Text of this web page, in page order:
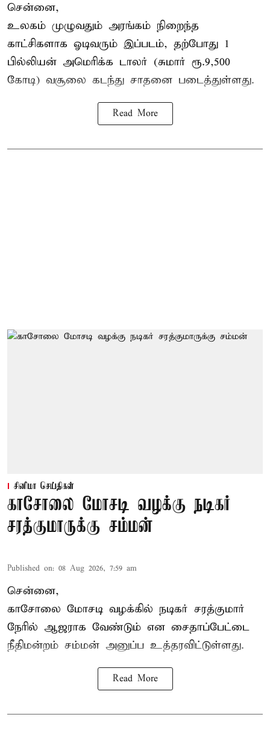
சென்னை,
உலகம் முழுவதும் அரங்கம் நிறைந்த
காட்சிகளாக ஓடிவரும் இப்படம், தற்போது 1
பில்லியன் அமெரிக்க டாலர் (சுமார் ரூ.9,500
கோடி) வசூலை கடந்து சாதனை படைத்துள்ளது.
Read More
சினிமா செய்திகள்
காசோலை மோசடி வழக்கு நடிகர்
சரத்குமாருக்கு சம்மன்
Published on: 08 Aug 2026, 7:59 am
சென்னை,
காசோலை மோசடி வழக்கில் நடிகர் சரத்குமார்
நேரில் ஆஜராக வேண்டும் என சைதாப்பேட்டை
நீதிமன்றம் சம்மன் அனுப்ப உத்தரவிட்டுள்ளது.
Read More